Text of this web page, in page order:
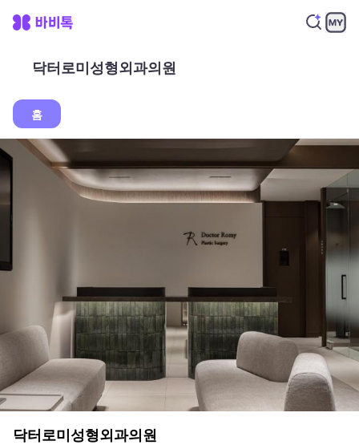
닥터로미성형외과의원
홈
닥터로미성형외과의원